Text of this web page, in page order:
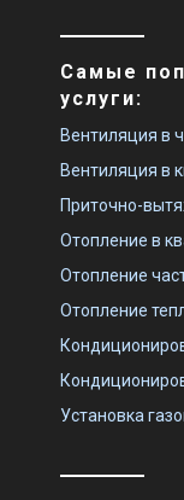
Самые
услуги:
Вентиляция в
Вентиляция в
Приточно-
Отопление в
Отопление
Отопление
Установка